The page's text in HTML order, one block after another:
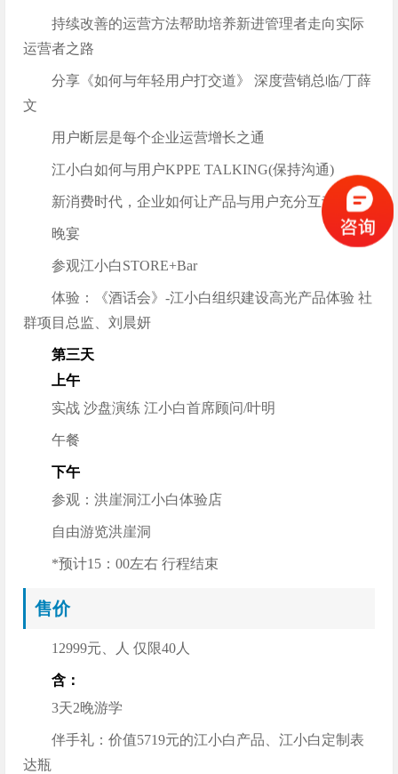
持续改善的运营方法帮助培养新进管理者走向实际
运营者之路
分享《如何与年轻用户打交道》 深度营销总临/丁薛
文
用户断层是每个企业运营增长之通
江小白如何与用户KPPE TALKING(保持沟通)
新消费时代，企业如何让产品与用户充分互动
晚宴
参观江小白STORE+Bar
体验：《酒话会》-江小白组织建设高光产品体验 社
群项目总监、刘晨妍
第三天
上午
实战 沙盘演练 江小白首席顾问/叶明
午餐
下午
参观：洪崖洞江小白体验店
自由游览洪崖洞
*预计15：00左右 行程结束
售价
12999元、人 仅限40人
含：
3天2晚游学
伴手礼：价值5719元的江小白产品、江小白定制表
达瓶